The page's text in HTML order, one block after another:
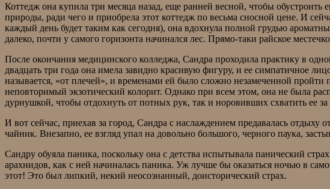
Коттедж она купила три месяца назад, еще ранней весной, чтобы
природы, ради чего и приобрела этот коттедж по весьма сносной цене. И
каждый день будет таким как сегодня), она вдохнула полной грудью
далеко, почти у самого горизонта начинался лес. Прямо-таки райское
После окончания медицинского колледжа, Сандра проходила практику в
двадцать три года она имела завидно красивую фигуру, и ее симпатичное
называется, «от плечей», и временами ей было сложно незамеченной
неповторимый экзотический колорит. Однако при всем этом, она не была
дурнушкой, чтобы отдохнуть от потных рук, так и норовивших схватить ее
И вот сейчас, приехав за город, Сандра с наслаждением предавалась
чайник. Внезапно, ее взгляд упал на довольно большого, черного паука,
Сандру обуяла паника, поскольку она с детства испытывала панический
арахнидов, как с ней начиналась паника. Уж лучше бы оказаться ночью в
этот! Это был липкий, некий неосознанный, доисторический страх.